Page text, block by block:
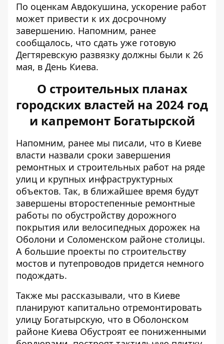
По оценкам Авдокушина, ускорение работ
может привести к их досрочному
завершению. Напомним, ранее
сообщалось, что сдать уже готовую
Дегтяревскую развязку должны были к 26
мая, в День Киева.
О строительных планах
городских властей на 2024 год
и капремонт Богатырской
Напомним, ранее мы писали, что в Киеве
власти назвали сроки завершения
ремонтных и строительных работ на ряде
улиц и крупных инфраструктурных
объектов. Так, в ближайшее время будут
завершены второстепенные ремонтные
работы по обустройству дорожного
покрытия или велосипедных дорожек на
Оболони и Соломенском районе столицы.
А большие проекты по строительству
мостов и путепроводов придется немного
подождать.
Также мы рассказывали, что в Киеве
планируют капитально отремонтировать
улицу Богатырскую, что в Оболонском
районе Киева Обустроят ее пониженными